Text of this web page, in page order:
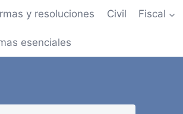
y resoluciones Civil Fiscal
esenciales